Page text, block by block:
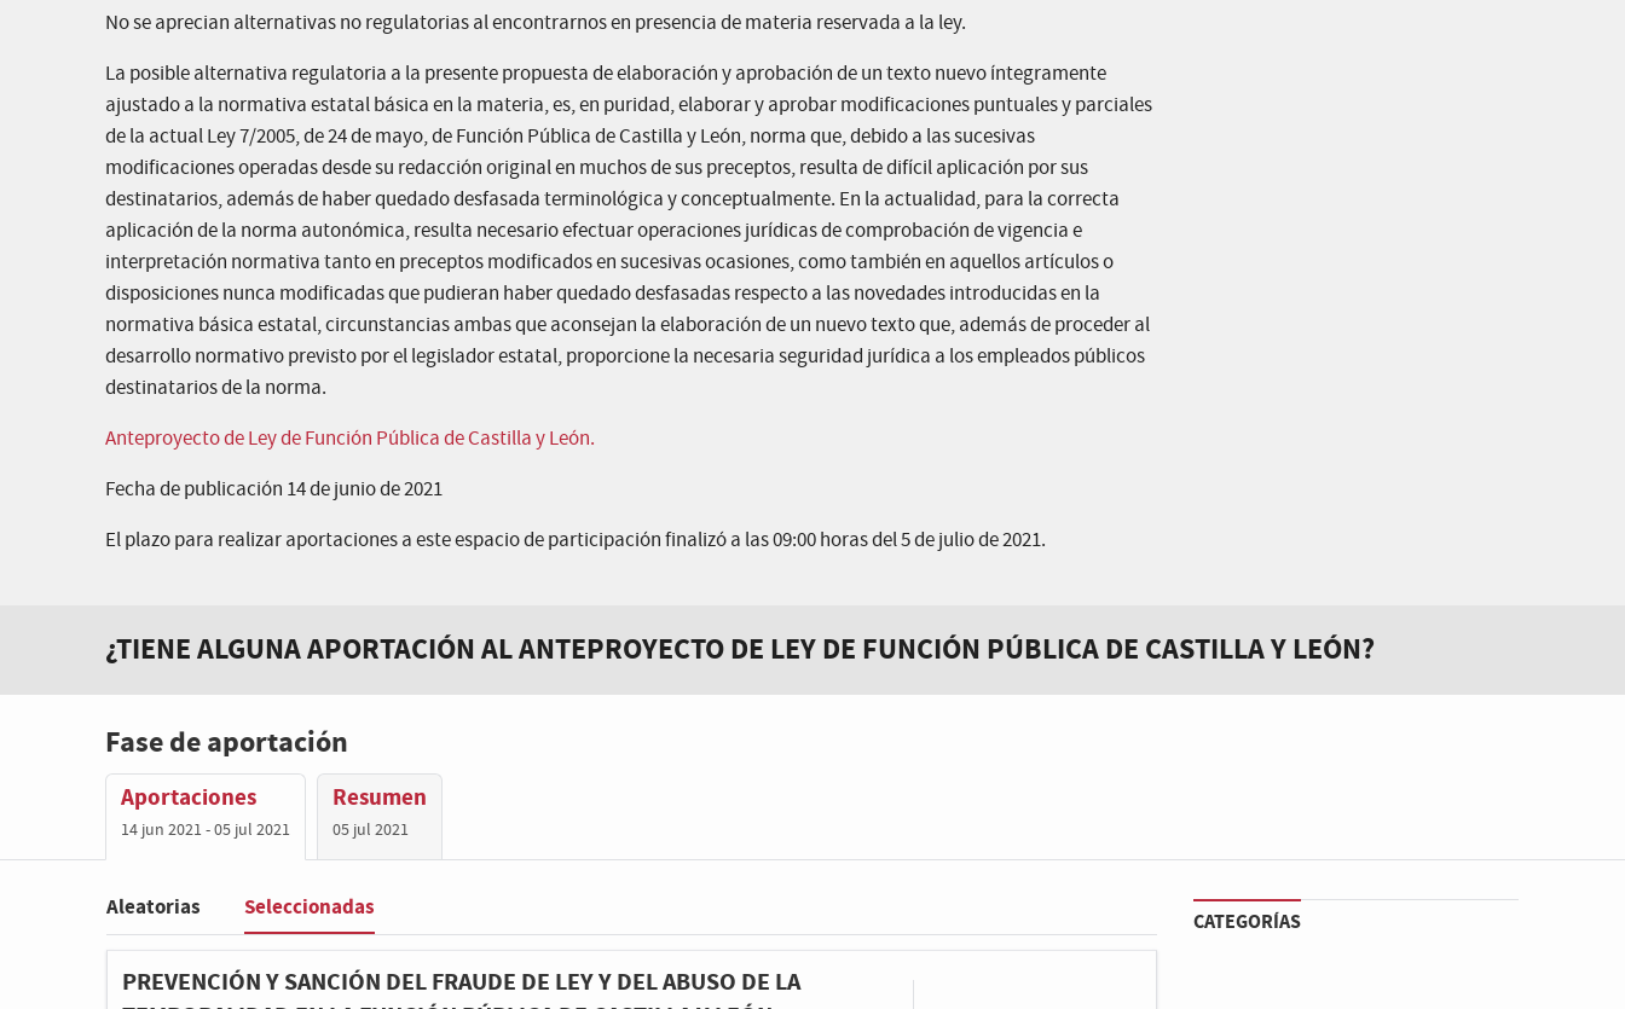
No se aprecian alternativas no regulatorias al encontrarnos en presencia de materia reservada a la ley.
La posible alternativa regulatoria a la presente propuesta de elaboración y aprobación de un texto nuevo íntegramente
ajustado a la normativa estatal básica en la materia, es, en puridad, elaborar y aprobar modificaciones puntuales y parciales
de la actual Ley 7/2005, de 24 de mayo, de Función Pública de Castilla y León, norma que, debido a las sucesivas
modificaciones operadas desde su redacción original en muchos de sus preceptos, resulta de difícil aplicación por sus
destinatarios, además de haber quedado desfasada terminológica y conceptualmente. En la actualidad, para la correcta
aplicación de la norma autonómica, resulta necesario efectuar operaciones jurídicas de comprobación de vigencia e
interpretación normativa tanto en preceptos modificados en sucesivas ocasiones, como también en aquellos artículos o
disposiciones nunca modificadas que pudieran haber quedado desfasadas respecto a las novedades introducidas en la
normativa básica estatal, circunstancias ambas que aconsejan la elaboración de un nuevo texto que, además de proceder al
desarrollo normativo previsto por el legislador estatal, proporcione la necesaria seguridad jurídica a los empleados públicos
destinatarios de la norma.
Anteproyecto de Ley de Función Pública de Castilla y León.
Fecha de publicación 14 de junio de 2021
El plazo para realizar aportaciones a este espacio de participación finalizó a las 09:00 horas del 5 de julio de 2021.
¿TIENE ALGUNA APORTACIÓN AL ANTEPROYECTO DE LEY DE FUNCIÓN PÚBLICA DE CASTILLA Y LEÓN?
Fase de aportación
Aportaciones
14 jun 2021 - 05 jul 2021
Resumen
05 jul 2021
Filter:
Aleatorias Seleccionadas
PREVENCIÓN Y SANCIÓN DEL FRAUDE DE LEY Y DEL ABUSO DE LA
CATEGORÍAS